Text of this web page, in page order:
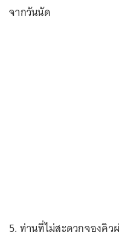
จากวันนัด
5. ท่านที่ไม่สะดวกจองคิ